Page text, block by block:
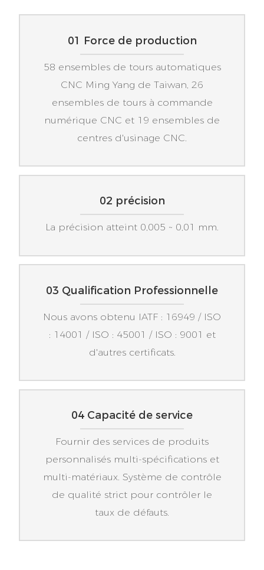
01 Force de production
58 ensembles de tours automatiques
CNC Ming Yang de Taiwan, 26
ensembles de tours à commande
numérique CNC et 19 ensembles de
centres d'usinage CNC.
02 précision
La précision atteint 0,005 ~ 0,01 mm.
03 Qualification Professionnelle
Nous avons obtenu IATF : 16949 / ISO
: 14001 / ISO : 45001 / ISO : 9001 et
d'autres certificats.
04 Capacité de service
Fournir des services de produits
personnalisés multi-spécifications et
multi-matériaux. Système de contrôle
de qualité strict pour contrôler le
taux de défauts.